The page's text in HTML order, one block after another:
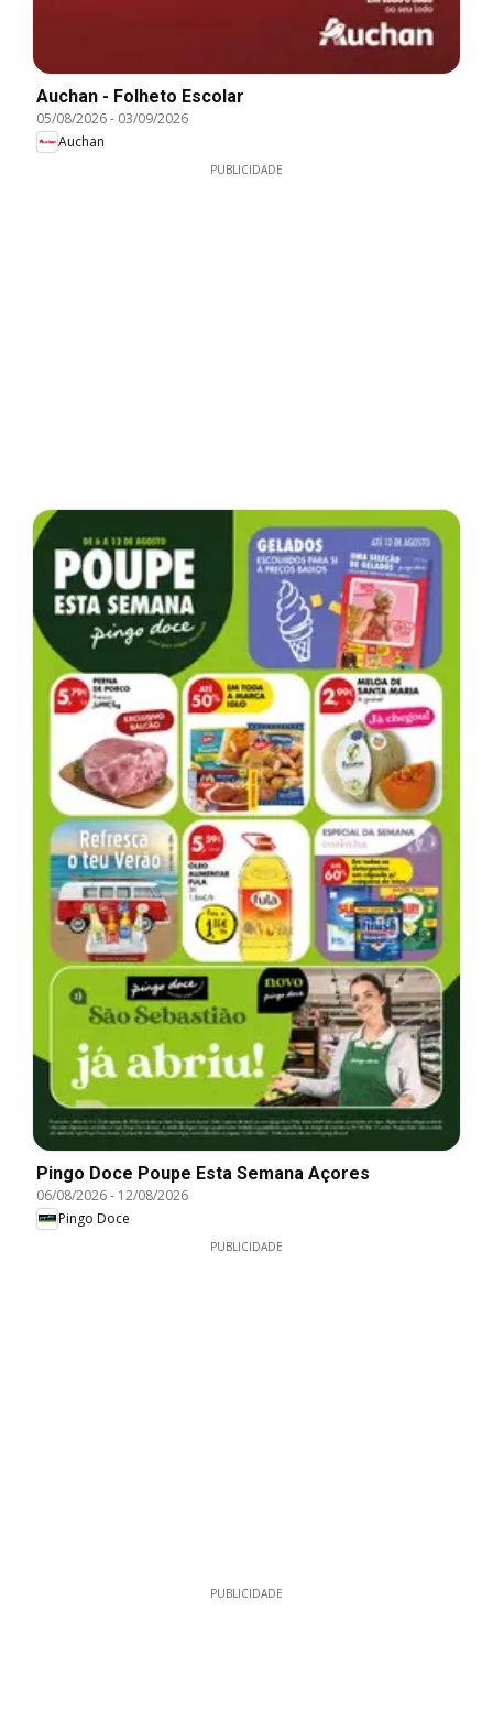
Auchan - Folheto Escolar
05/08/2026- 03/09/2026
Auchan
PUBLICIDADE
Pingo Doce Poupe Esta Semana Açores
06/08/2026- 12/08/2026
Pingo Doce
PUBLICIDADE
PUBLICIDADE